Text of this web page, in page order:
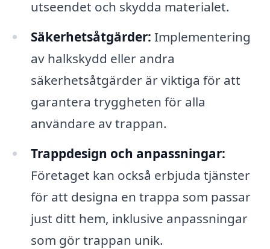
utseendet och skydda materialet.
Säkerhetsåtgärder: Implementering
av halkskydd eller andra
säkerhetsåtgärder är viktiga för att
garantera tryggheten för alla
användare av trappan.
Trappdesign och anpassningar:
Företaget kan också erbjuda tjänster
för att designa en trappa som passar
just ditt hem, inklusive anpassningar
som gör trappan unik.